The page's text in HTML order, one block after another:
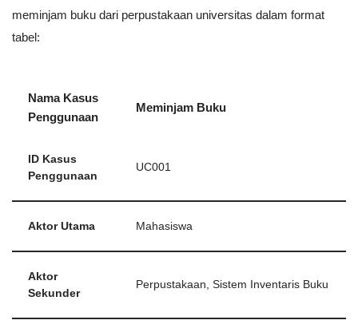
meminjam buku dari perpustakaan universitas dalam format
tabel:
Nama Kasus
Penggunaan
Meminjam Buku
ID Kasus
Penggunaan
UC001
Aktor Utama Mahasiswa
Aktor
Sekunder
Perpustakaan, Sistem Inventaris Buku